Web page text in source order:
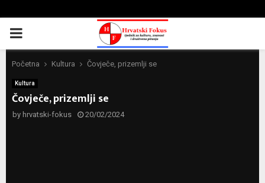
PRIMARY
MENU
Početna Kultura Čovječe, prizemlji se
Kultura
Čovječe, prizemlji se
by hrvatski-fokus 20/02/2024